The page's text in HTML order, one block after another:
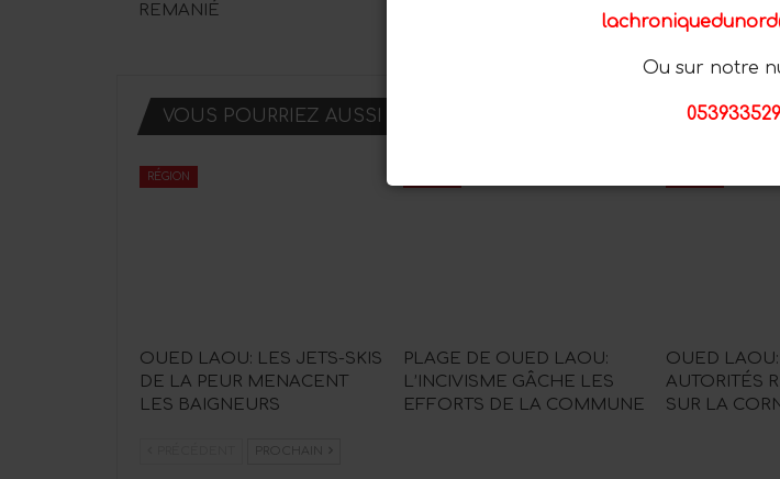
REMANIÉ
PUBLIC RELEVÉS DE
VOUS POURRIEZ AUSSI AIMER Plus
RÉGION
OUED LAOU: LES JETS-SKIS
DE LA PEUR MENACENT
LES BAIGNEURS
PLAGE DE OUED LAOU:
L’INCIVISME GÂCHE LES
EFFORTS DE LA COMMUNE
OUED
AUTORITÉS
SUR LA
PROCHAIN
Ou sur notre